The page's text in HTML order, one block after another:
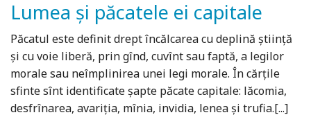
Lumea şi păcatele ei capitale
Păcatul este definit drept încălcarea cu deplină știință
și cu voie liberă, prin gînd, cuvînt sau faptă, a legilor
morale sau neîmplinirea unei legi morale. În cărțile
sfinte sînt identificate șapte păcate capitale: lăcomia,
desfrînarea, avariția, mînia, invidia, lenea și trufia.[...]